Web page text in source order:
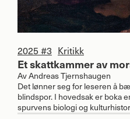
2025 #3 Kritikk
Et skattkammer av
AvAndreas Tjernshaugen
Det lønner seg for leseren å
blindspor. I hovedsak er boka
spurvens biologi og